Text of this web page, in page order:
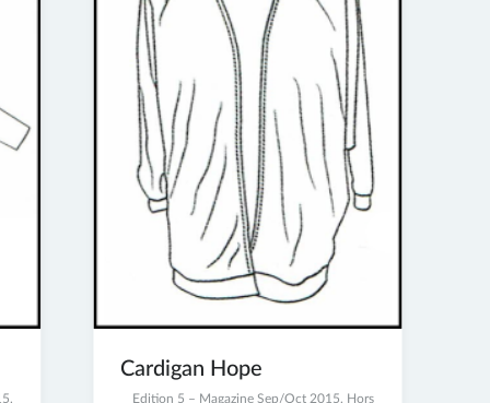
,
Cardigan Hope
Edition 5 – Magazine Sep/Oct 2015, Hors